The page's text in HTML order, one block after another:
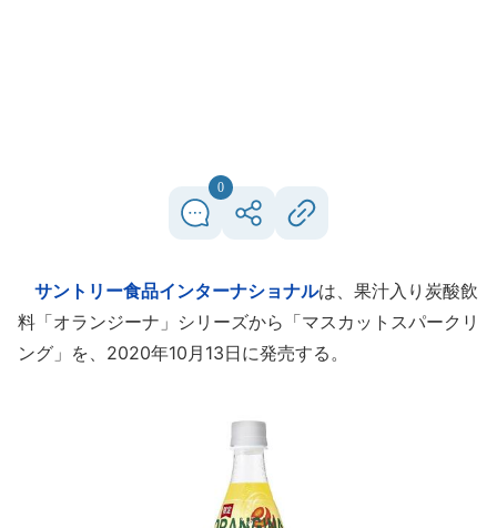
0
サントリー食品インターナショナルは、果汁入り炭酸飲
料「オランジーナ」シリーズから「マスカットスパークリ
ング」を、2020年10月13日に発売する。